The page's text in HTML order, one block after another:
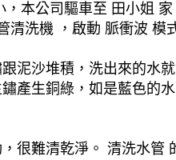
本公司驅車至 田小姐
清洗機 ，啟動 脈衝波
泥沙堆積，洗出來的水
產生銅綠，如是藍色的
很難清乾淨。 清洗水